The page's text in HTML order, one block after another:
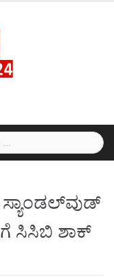
ಸ್ಯಾಂಡಲ್‌ವುಡ್
ಸಿಸಿಬಿ ಶಾಕ್